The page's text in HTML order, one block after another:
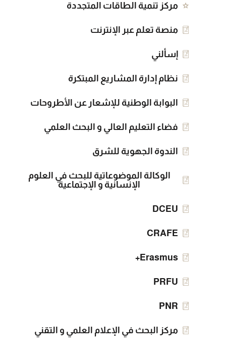
مركز تنمية الطاقات المتجددة
منصة تعلم عبر الإنترنت
إسألني
نظام إدارة المشاريع المبتكرة
البوابة الوطنية للإشعار عن الأطروحات
فضاء التعليم العالي و البحث العلمي
الندوة الجهوية للشرق
الوكالة الموضوعاتية للبحث في العلوم
الإنسانية و الإجتماعية
DCEU
CRAFE
Erasmus+
PRFU
PNR
مركز البحث في الإعلام العلمي و التقني